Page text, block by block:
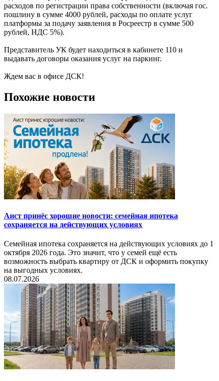
расходов по регистрации права собственности (включая гос.
пошлину в сумме 4000 рублей, расходы по оплате услуг
платформы за подачу заявления в Росреестр в сумме 500
рублей, НДС 5%).
Представитель УК будет находиться в кабинете 110 и
выдавать договоры оказания услуг на паркинг.
Ждем вас в офисе ДСК!
Похожие новости
Аист принёс хорошие новости: семейная ипотека
сохраняется на действующих условиях
Семейная ипотека сохраняется на действующих условиях до 1
октября 2026 года. Это значит, что у семей ещё есть
возможность выбрать квартиру от ДСК и оформить покупку
на выгодных условиях.
08.07.2026